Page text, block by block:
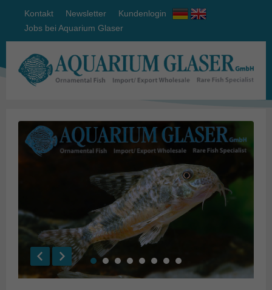
Kontakt Newsletter
Kundenlogin
Jobs bei Aquarium Glaser